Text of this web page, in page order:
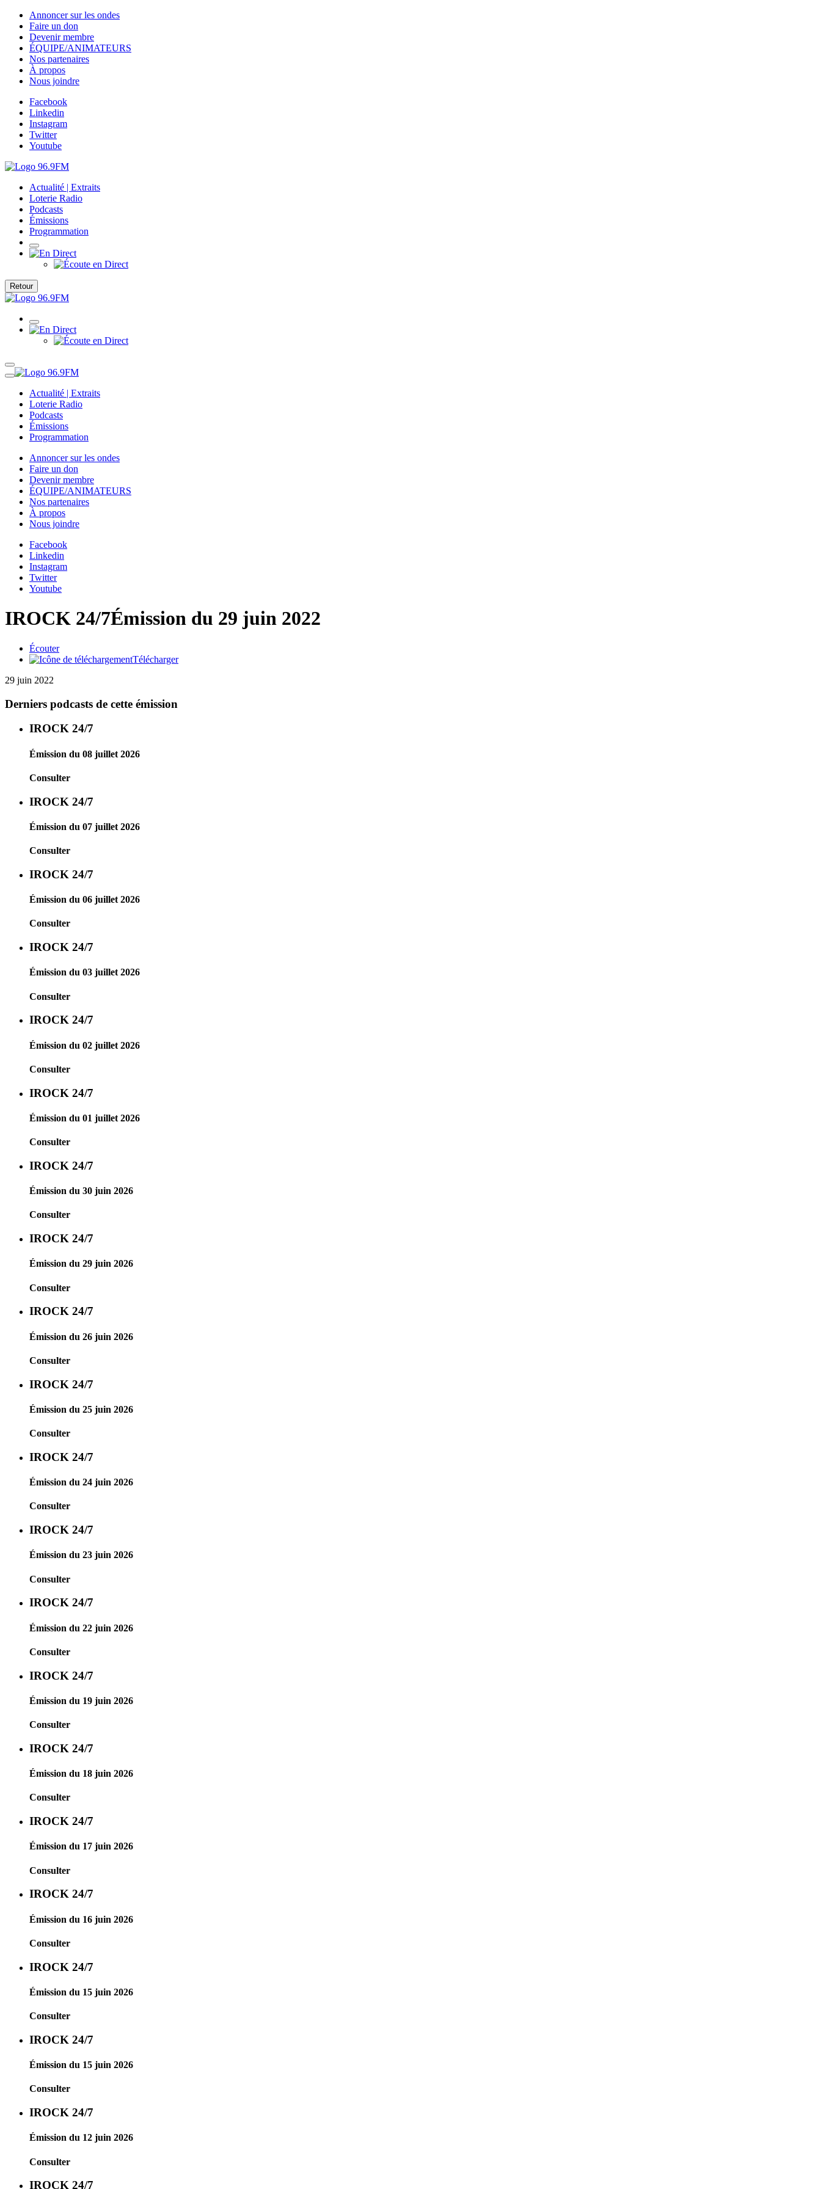
Annoncer sur les ondes
Faire un don
Devenir membre
ÉQUIPE/ANIMATEURS
Nos partenaires
À propos
Nous joindre
Facebook
Linkedin
Instagram
Twitter
Youtube
Actualité | Extraits
Loterie Radio
Podcasts
Émissions
Programmation
Retour
Actualité | Extraits
Loterie Radio
Podcasts
Émissions
Programmation
Annoncer sur les ondes
Faire un don
Devenir membre
ÉQUIPE/ANIMATEURS
Nos partenaires
À propos
Nous joindre
Facebook
Linkedin
Instagram
Twitter
Youtube
IROCK 24/7Émission du 29 juin 2022
Écouter
Télécharger
29 juin 2022
Derniers podcasts de cette émission
IROCK 24/7
Émission du 08 juillet 2026
Consulter
IROCK 24/7
Émission du 07 juillet 2026
Consulter
IROCK 24/7
Émission du 06 juillet 2026
Consulter
IROCK 24/7
Émission du 03 juillet 2026
Consulter
IROCK 24/7
Émission du 02 juillet 2026
Consulter
IROCK 24/7
Émission du 01 juillet 2026
Consulter
IROCK 24/7
Émission du 30 juin 2026
Consulter
IROCK 24/7
Émission du 29 juin 2026
Consulter
IROCK 24/7
Émission du 26 juin 2026
Consulter
IROCK 24/7
Émission du 25 juin 2026
Consulter
IROCK 24/7
Émission du 24 juin 2026
Consulter
IROCK 24/7
Émission du 23 juin 2026
Consulter
IROCK 24/7
Émission du 22 juin 2026
Consulter
IROCK 24/7
Émission du 19 juin 2026
Consulter
IROCK 24/7
Émission du 18 juin 2026
Consulter
IROCK 24/7
Émission du 17 juin 2026
Consulter
IROCK 24/7
Émission du 16 juin 2026
Consulter
IROCK 24/7
Émission du 15 juin 2026
Consulter
IROCK 24/7
Émission du 15 juin 2026
Consulter
IROCK 24/7
Émission du 12 juin 2026
Consulter
IROCK 24/7